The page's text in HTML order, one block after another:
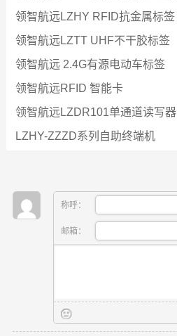
领智航远LZHY RFID抗金属标签
领智航远LZTT UHF不干胶标签
领智航远 2.4G有源电动车标签
领智航远RFID 智能卡
领智航远LZDR101单通道读写器
LZHY-ZZZD系列自助终端机
称呼：
邮箱：